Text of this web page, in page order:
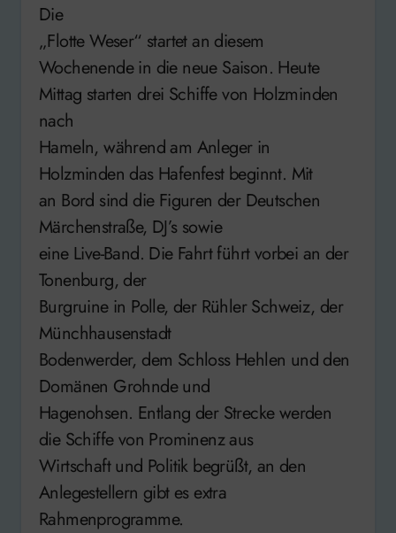
Die
„Flotte Weser“ startet an diesem
Wochenende in die neue Saison. Heute
Mittag starten drei Schiffe von Holzminden
nach
Hameln, während am Anleger in
Holzminden das Hafenfest beginnt. Mit
an Bord sind die Figuren der Deutschen
Märchenstraße, DJ’s sowie
eine Live-Band. Die Fahrt führt vorbei an der
Tonenburg, der
Burgruine in Polle, der Rühler Schweiz, der
Münchhausenstadt
Bodenwerder, dem Schloss Hehlen und den
Domänen Grohnde und
Hagenohsen. Entlang der Strecke werden
die Schiffe von Prominenz aus
Wirtschaft und Politik begrüßt, an den
Anlegestellern gibt es extra
Rahmenprogramme.